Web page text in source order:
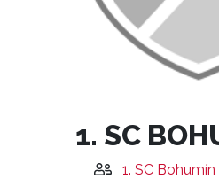
1. SC
1. SC